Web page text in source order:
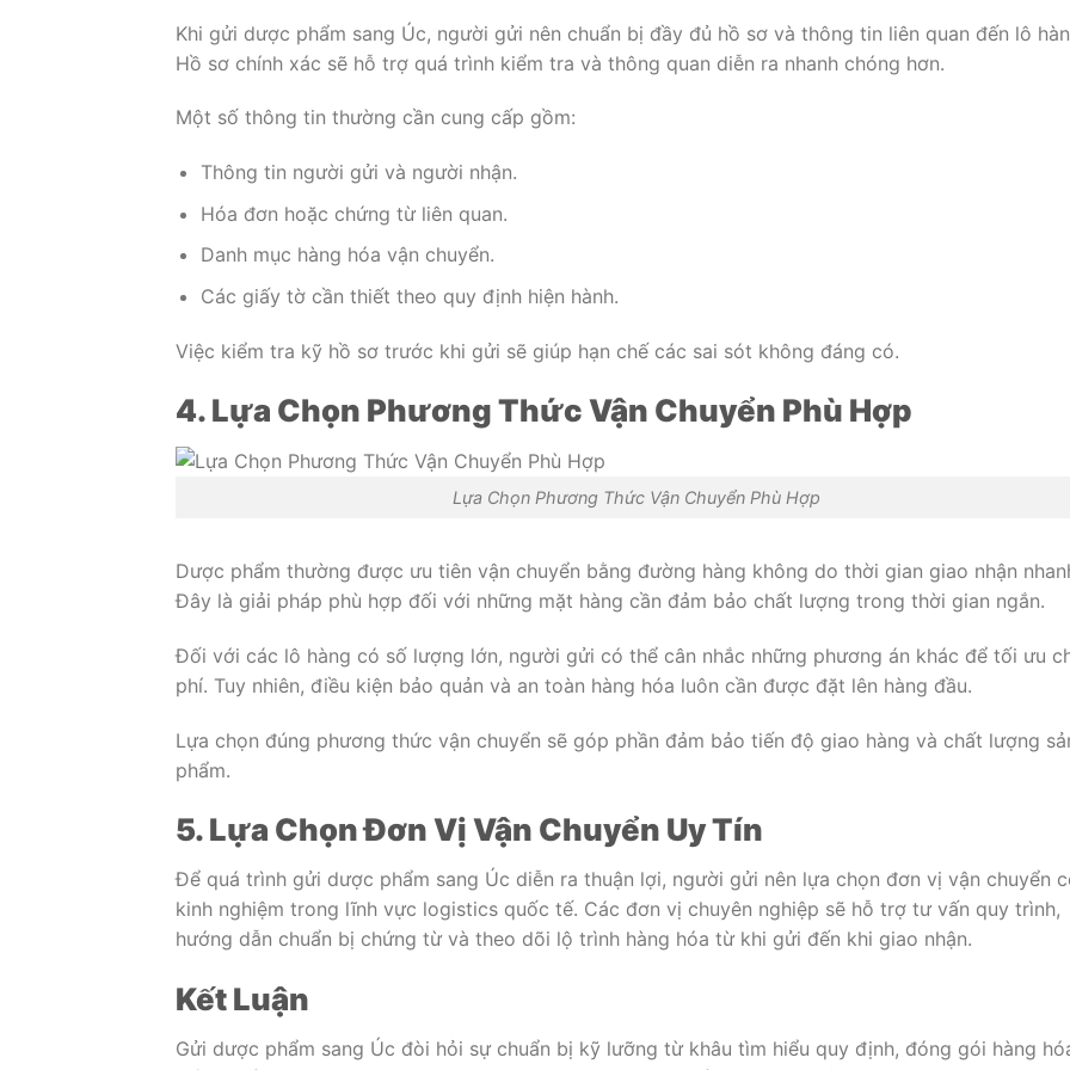
Khi gửi dược phẩm sang Úc, người gửi nên chuẩn bị đầy đủ hồ sơ và thông tin liên quan đến lô
Hồ sơ chính xác sẽ hỗ trợ quá trình kiểm tra và thông quan diễn ra nhanh chóng hơn.
Một số thông tin thường cần cung cấp gồm:
Thông tin người gửi và người nhận.
Hóa đơn hoặc chứng từ liên quan.
Danh mục hàng hóa vận chuyển.
Các giấy tờ cần thiết theo quy định hiện hành.
Việc kiểm tra kỹ hồ sơ trước khi gửi sẽ giúp hạn chế các sai sót không đáng có.
4. Lựa Chọn Phương Thức Vận Chuyển Phù Hợp
Lựa Chọn Phương Thức Vận Chuyển Phù Hợp
Dược phẩm thường được ưu tiên vận chuyển bằng đường hàng không do thời gian giao nhận
Đây là giải pháp phù hợp đối với những mặt hàng cần đảm bảo chất lượng trong thời gian ngắn.
Đối với các lô hàng có số lượng lớn, người gửi có thể cân nhắc những phương án khác để tối ưu
phí. Tuy nhiên, điều kiện bảo quản và an toàn hàng hóa luôn cần được đặt lên hàng đầu.
Lựa chọn đúng phương thức vận chuyển sẽ góp phần đảm bảo tiến độ giao hàng và chất lượng
phẩm.
5. Lựa Chọn Đơn Vị Vận Chuyển Uy Tín
Để quá trình gửi dược phẩm sang Úc diễn ra thuận lợi, người gửi nên lựa chọn đơn vị vận chuyển
kinh nghiệm trong lĩnh vực logistics quốc tế. Các đơn vị chuyên nghiệp sẽ hỗ trợ tư vấn quy trình,
hướng dẫn chuẩn bị chứng từ và theo dõi lộ trình hàng hóa từ khi gửi đến khi giao nhận.
Kết Luận
Gửi dược phẩm sang Úc đòi hỏi sự chuẩn bị kỹ lưỡng từ khâu tìm hiểu quy định, đóng gói hàng